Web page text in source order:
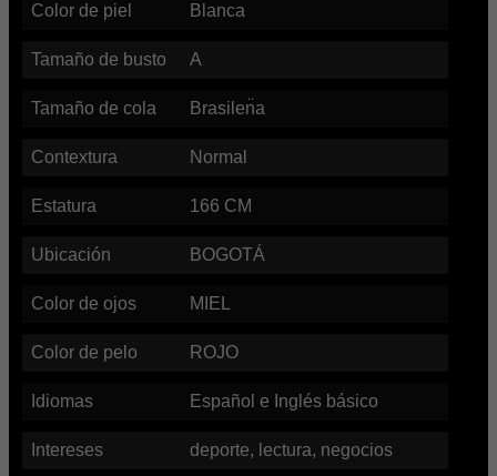
Color de piel Blanca
Tamaño de busto A
Tamaño de cola Brasilen̈a
Contextura Normal
Estatura 166 CM
Ubicación BOGOTÁ
Color de ojos MIEL
Color de pelo ROJO
Idiomas Español e Inglés básico
Intereses deporte, lectura, negocios